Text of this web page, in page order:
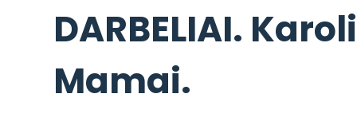
DARBELIAI.
Mamai.